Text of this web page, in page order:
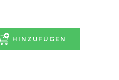
HINZUFÜGEN